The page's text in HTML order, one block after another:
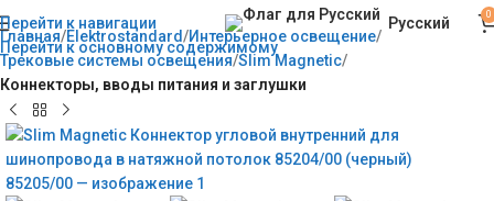
Перейти к навигации
Перейти к основному содержимому
Русский 0
Главная Elektrostandard
Интерьерное освещение
Трековые системы освещения Slim Magnetic
Коннекторы, вводы питания и заглушки